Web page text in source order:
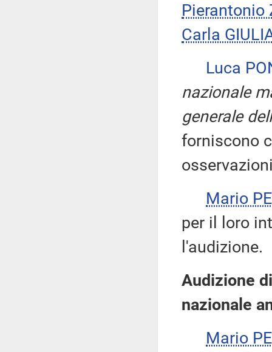
Pierantonio
Carla
Luca
nazionale
generale
forniscono
Mario
per il loro
l'audizione.
Audizione
nazionale
Mario